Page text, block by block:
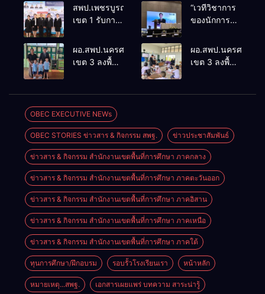
สพป.เพชรบูรณ์
เขต 1 รับการ
ประเมินผล
เชิงประจักษ์
ต้นแบบ”
ระดับประเทศ
รุ่นที่ 3 ประจำ
ปีงบประมาณ
พ.ศ. 2569
“เวทีวิชาการ
ของนักการ
ThaiCER
International
Research
(ThaiCER)
2026
ผอ.สพป.นครศรีธรรมราช
เขต 3 ลงพื้นที่
ปากพนัง
ผอ.สพป.นครศรีธรร
เขต 3 ลงพื้นที่
OBEC EXECUTIVE NEWs
OBEC STORIES ข่าวสาร & กิจกรรม สพฐ. ข่าวประชาสัมพันธ์
ข่าวสาร & กิจกรรม สำนักงานเขตพื้นที่การศึกษา ภาคกลาง
ข่าวสาร & กิจกรรม สำนักงานเขตพื้นที่การศึกษา ภาคตะวันออก
ข่าวสาร & กิจกรรม สำนักงานเขตพื้นที่การศึกษา ภาคอิสาน
ข่าวสาร & กิจกรรม สำนักงานเขตพื้นที่การศึกษา ภาคเหนือ
ข่าวสาร & กิจกรรม สำนักงานเขตพื้นที่การศึกษา ภาคใต้
ทุนการศึกษา/ฝึกอบรม รอบรั้วโรงเรียนเรา หน้าหลัก
หมายเหตุ...สพฐ. เอกสารเผยแพร่ บทความ สาระน่ารู้